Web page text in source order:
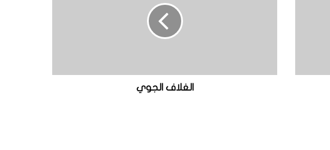
ج
الغلاف الجوي